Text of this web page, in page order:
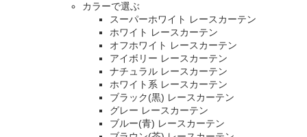
カラーで選ぶ
スーパーホワイト レースカーテン
ホワイト レースカーテン
オフホワイト レースカーテン
アイボリー レースカーテン
ナチュラル レースカーテン
ホワイト系 レースカーテン
ブラック(黒) レースカーテン
グレー レースカーテン
ブルー(青) レースカーテン